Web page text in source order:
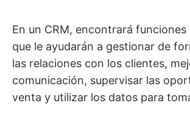
En un CRM, encontrará funciones
que le ayudarán a gestionar de
las relaciones con los clientes,
comunicación, supervisar las
venta y utilizar los datos para